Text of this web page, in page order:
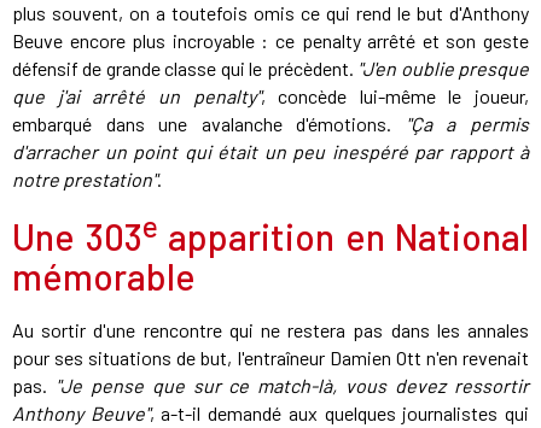
plus souvent, on a toutefois omis ce qui rend le but d'Anthony
Beuve encore plus incroyable : ce penalty arrêté et son geste
défensif de grande classe qui le précèdent. "J'en oublie presque
que j'ai arrêté un penalty", concède lui-même le joueur,
embarqué dans une avalanche d'émotions.
"Ça a permis
d'arracher un point qui était un peu inespéré par rapport à
notre prestation".
Une 303e apparition en National
mémorable
Au sortir d'une rencontre qui ne restera pas dans les annales
pour ses situations de but, l'entraîneur Damien Ott n'en revenait
pas. "Je pense que sur ce match-là, vous devez ressortir
Anthony Beuve", a-t-il demandé aux quelques journalistes qui